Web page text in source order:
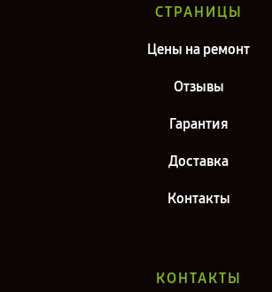
СТРАНИЦЫ
Цены на ремонт
Отзывы
Гарантия
Доставка
Контакты
КОНТАКТЫ